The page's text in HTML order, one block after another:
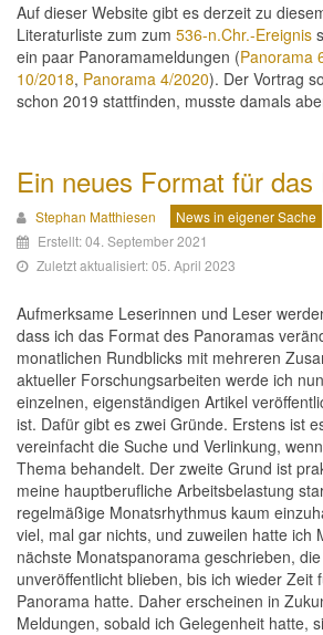
Auf dieser Website gibt es derzeit zu
Literaturliste zum zum 536-n.Chr.-Ereignis
ein paar Panoramameldungen (Panorama
10/2018, Panorama 4/2020). Der Vortrag
schon 2019 stattfinden, musste damals
Ein neues Format für das
Stephan Matthiesen
News in eigener Sache
Erstellt: 04. September 2021
Zuletzt aktualisiert: 05. April 2023
Aufmerksame Leserinnen und Leser
dass ich das Format des Panoramas
monatlichen Rundblicks mit mehreren
aktueller Forschungsarbeiten werde ich
einzelnen, eigenständigen Artikel
ist. Dafür gibt es zwei Gründe. Erstens ist
vereinfacht die Suche und Verlinkung,
Thema behandelt. Der zweite Grund ist
meine hauptberufliche Arbeitsbelastung
regelmäßige Monatsrhythmus kaum
viel, mal gar nichts, und zuweilen hatte ich
nächste Monatspanorama geschrieben,
unveröffentlicht blieben, bis ich wieder Zeit
Panorama hatte. Daher erscheinen in
Meldungen, sobald ich Gelegenheit hatte,